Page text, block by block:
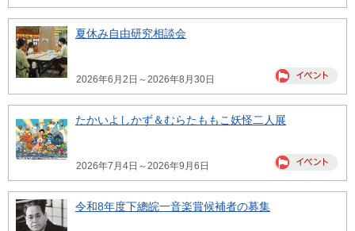
夏休み自由研究相談会
2026年6月2日～2026年8月30日
たかいよしかず＆むらたももこ妖怪二人展
2026年7月4日～2026年9月6日
令和8年度下總皖一音楽賞候補者の募集